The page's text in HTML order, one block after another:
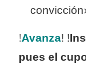
!Avanza! !
pues el